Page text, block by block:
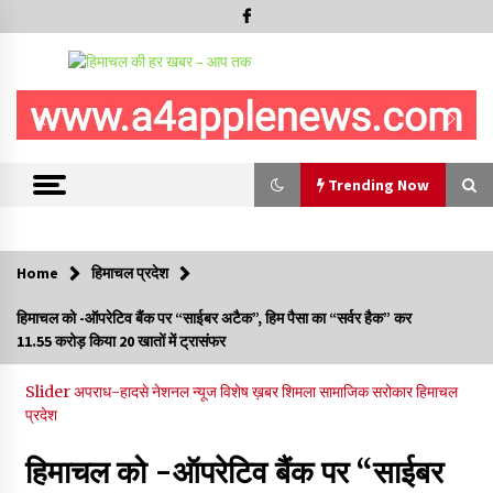
Trending Now
IGMC शिमला को मिलेगी स्पैक्ट, सेल सेपरेटर और 256-स्लाइस सीटी
स्कैन मशीन, स्वास्थ्य उपकरणों और आधारभूत अधोसंरचना के लिए जारी किए
83.85 करोड़- CM
09/08/2026
09/08/2026
Home हिमाचल प्रदेश
हिमाचल को -ऑपरेटिव बैंक पर “साईबर अटैक”, हिम पैसा का “सर्वर हैक” कर
11.55 करोड़ किया 20 खातों में ट्रासंफर
Sliderअपराध-हादसेनेशनल न्यूजविशेष ख़बरशिमलासामाजिक सरोकारहिमाचल
प्रदेश
हिमाचल को -ऑपरेटिव बैंक पर “साईबर